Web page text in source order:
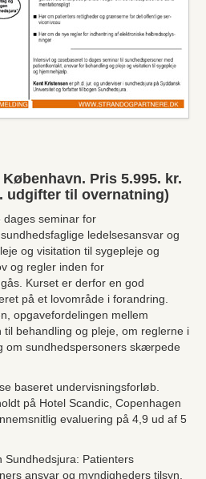
Pris 5.995. kr.
udgifter til overnatning)
dages seminar for
ledelsesansvar og
og visitation til sygepleje og
og regler inden for
Kurset er derfor en god
på et lovområde i forandring.
opgavefordelingen mellem
behandling og pleje, om reglerne i
om sundhedspersoners skærpede
baseret undervisningsforløb.
på Hotel Scandic, Copenhagen
evaluering på 4,9 ud af 5
Sundhedsjura: Patienters
ansvar og myndigheders tilsyn,